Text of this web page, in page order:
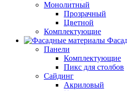
Монолитный
Прозрачный
Цветной
Комплектующие
Панели
Комплектующие
Пикс для столбов
Сайдинг
Акриловый